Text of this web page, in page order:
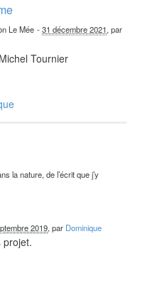
Le Mée -31 décembre 2021, par
Tournier
la nature, de l’écrit que j’y
2019, par Dominique
projet.